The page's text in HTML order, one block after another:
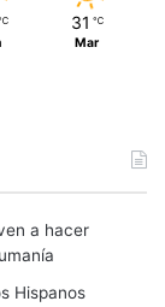
31 ℃
Mar
a hacer
Hispanos